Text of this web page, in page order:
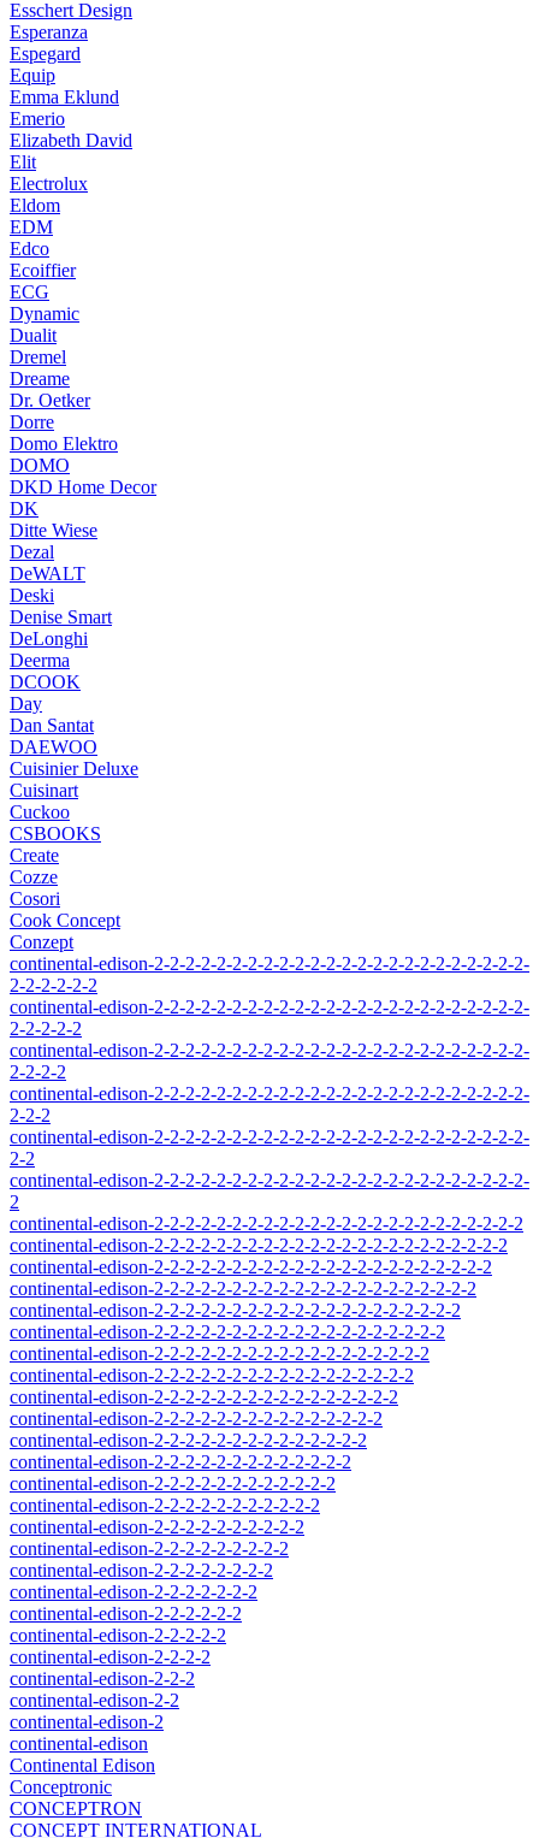
Esschert Design
Esperanza
Espegard
Equip
Emma Eklund
Emerio
Elizabeth David
Elit
Electrolux
Eldom
EDM
Edco
Ecoiffier
ECG
Dynamic
Dualit
Dremel
Dreame
Dr. Oetker
Dorre
Domo Elektro
DOMO
DKD Home Decor
DK
Ditte Wiese
Dezal
DeWALT
Deski
Denise Smart
DeLonghi
Deerma
DCOOK
Day
Dan Santat
DAEWOO
Cuisinier Deluxe
Cuisinart
Cuckoo
CSBOOKS
Create
Cozze
Cosori
Cook Concept
Conzept
continental-edison-2-2-2-2-2-2-2-2-2-2-2-2-2-2-2-2-2-2-2-2-2-2-2-2-
2-2-2-2-2-2
continental-edison-2-2-2-2-2-2-2-2-2-2-2-2-2-2-2-2-2-2-2-2-2-2-2-2-
2-2-2-2-2
continental-edison-2-2-2-2-2-2-2-2-2-2-2-2-2-2-2-2-2-2-2-2-2-2-2-2-
2-2-2-2
continental-edison-2-2-2-2-2-2-2-2-2-2-2-2-2-2-2-2-2-2-2-2-2-2-2-2-
2-2-2
continental-edison-2-2-2-2-2-2-2-2-2-2-2-2-2-2-2-2-2-2-2-2-2-2-2-2-
2-2
continental-edison-2-2-2-2-2-2-2-2-2-2-2-2-2-2-2-2-2-2-2-2-2-2-2-2-
2
continental-edison-2-2-2-2-2-2-2-2-2-2-2-2-2-2-2-2-2-2-2-2-2-2-2-2
continental-edison-2-2-2-2-2-2-2-2-2-2-2-2-2-2-2-2-2-2-2-2-2-2-2
continental-edison-2-2-2-2-2-2-2-2-2-2-2-2-2-2-2-2-2-2-2-2-2-2
continental-edison-2-2-2-2-2-2-2-2-2-2-2-2-2-2-2-2-2-2-2-2-2
continental-edison-2-2-2-2-2-2-2-2-2-2-2-2-2-2-2-2-2-2-2-2
continental-edison-2-2-2-2-2-2-2-2-2-2-2-2-2-2-2-2-2-2-2
continental-edison-2-2-2-2-2-2-2-2-2-2-2-2-2-2-2-2-2-2
continental-edison-2-2-2-2-2-2-2-2-2-2-2-2-2-2-2-2-2
continental-edison-2-2-2-2-2-2-2-2-2-2-2-2-2-2-2-2
continental-edison-2-2-2-2-2-2-2-2-2-2-2-2-2-2-2
continental-edison-2-2-2-2-2-2-2-2-2-2-2-2-2-2
continental-edison-2-2-2-2-2-2-2-2-2-2-2-2-2
continental-edison-2-2-2-2-2-2-2-2-2-2-2-2
continental-edison-2-2-2-2-2-2-2-2-2-2-2
continental-edison-2-2-2-2-2-2-2-2-2-2
continental-edison-2-2-2-2-2-2-2-2-2
continental-edison-2-2-2-2-2-2-2-2
continental-edison-2-2-2-2-2-2-2
continental-edison-2-2-2-2-2-2
continental-edison-2-2-2-2-2
continental-edison-2-2-2-2
continental-edison-2-2-2
continental-edison-2-2
continental-edison-2
continental-edison
Continental Edison
Conceptronic
CONCEPTRON
CONCEPT INTERNATIONAL